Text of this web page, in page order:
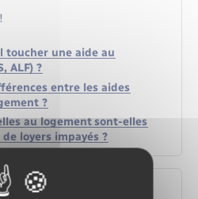
une aide au
ALF) ?
entre les aides
?
au logement sont-elles
loyers impayés ?